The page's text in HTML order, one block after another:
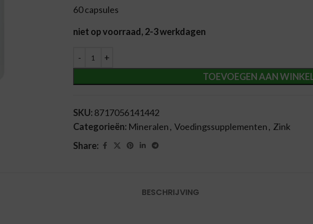
60 capsules
niet op voorraad, 2-3 werkdagen
TOEVOEGEN AAN
Alternative:
SKU: 8717056141442
Categorieën: Mineralen, Voedingssupplementen, Zink
Share:
BESCHRIJVING